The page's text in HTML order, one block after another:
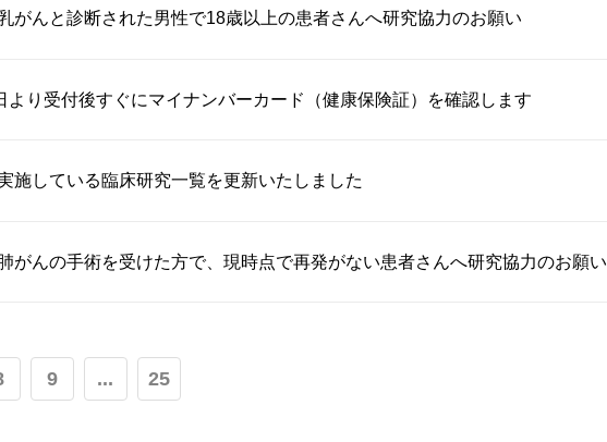
がんと診断された男性で18歳以上の患者さんへ研究協力のお願い
より受付後すぐにマイナンバーカード（健康保険証）を確認します
施している臨床研究一覧を更新いたしました
がんの手術を受けた方で、現時点で再発がない患者さんへ研究協力のお願い
9 ... 25